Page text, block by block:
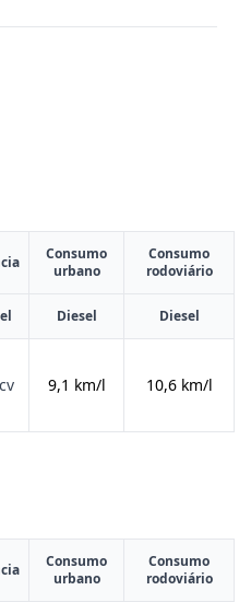
Consumo
urbano
Consumo
rodoviário
Diesel Diesel
9,1 km/l 10,6 km/l
Consumo
urbano
Consumo
rodoviário